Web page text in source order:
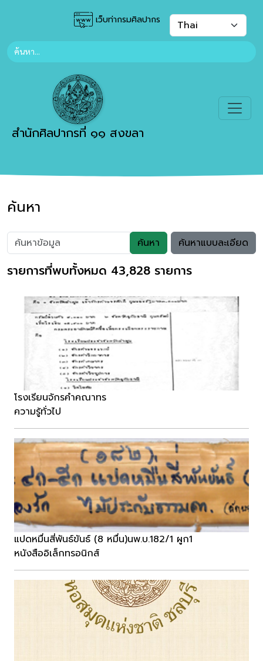
เว็บท่ากรมศิลปากร
สำนักศิลปากรที่ ๑๑ สงขลา
ค้นหา
ค้นหา ค้นหาแบบละเอียด
รายการที่พบทั้งหมด 43,828 รายการ
โรงเรียนจักรคำคณาทร
ความรู้ทั่วไป
แปดหมื่นสี่พันธ์ขันธ์ (8 หมื่น)นพ.บ.182/1 ผูก1
หนังสืออิเล็กทรอนิกส์